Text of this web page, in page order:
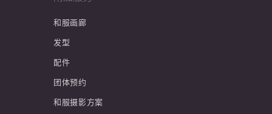
和服画廊
发型
配件
团体预约
和服摄影方案